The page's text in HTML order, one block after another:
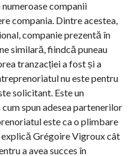
companii
compania. Dintre acestea,
companie prezentă în
similară, fiindcă puneau
tranzacției a fost și a
nu este pentru
solicitant. Este un
spun adesea partenerilor
este ca o plimbare
explică Grégoire Vigroux cât
a avea succes în